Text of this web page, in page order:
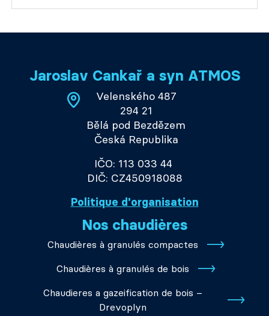
Jaroslav Cankař a syn ATMOS
Velenského 487
294 21
Bělá pod Bezdězem
Česká Republika
IČO: 113 033 44
DIČ: CZ450918088
Politique d'organisation
Nos chaudières
Chaudières à granulés compactes
Chaudières à granulés de bois
Chaudieres a gazeification de bois –
Drevoplyn